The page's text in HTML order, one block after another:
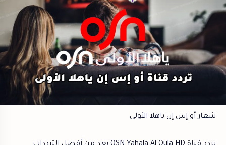
شعار أو إس إن ياهلا الأولى